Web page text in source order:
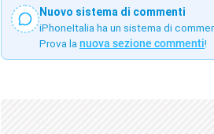
Nuovo sistema di commenti
iPhoneItalia ha un sistema di
Prova la nuova sezione commenti!